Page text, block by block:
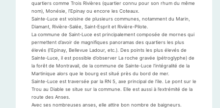
quartiers comme Trois Rivières (quartier connu pour son rhum du même
nom), Monésie, l’Epinay ou encore les Coteaux.
Sainte-Luce est voisine de plusieurs communes, notamment du Marin,
Diamant, Rivière-Salée, Saint-Esprit et Rivière-Pilote.
La commune de Saint-Luce est principalement composée de mornes qui
permettent d’avoir de magnifiques panoramas des quartiers les plus
élevés (l’Epinay, Bellevue Ladour, etc.). Des points les plus élevés de
Sainte-Luce, il est possible d’observer La roche gravée (pétroglyphe) de
la forêt de Montravail, de la commune de Sainte-Luce l’intégralité de la
Martinique alors que le bourg est situé près du bord de mer.
Sainte-Luce est traversée par la RN 5, axe principal de l’ile. Le pont sur le
Trou au Diable se situe sur la commune. Elle est aussi à l’extrémité de la
route des Anses.
Avec ses nombreuses anses, elle attire bon nombre de baigneurs.